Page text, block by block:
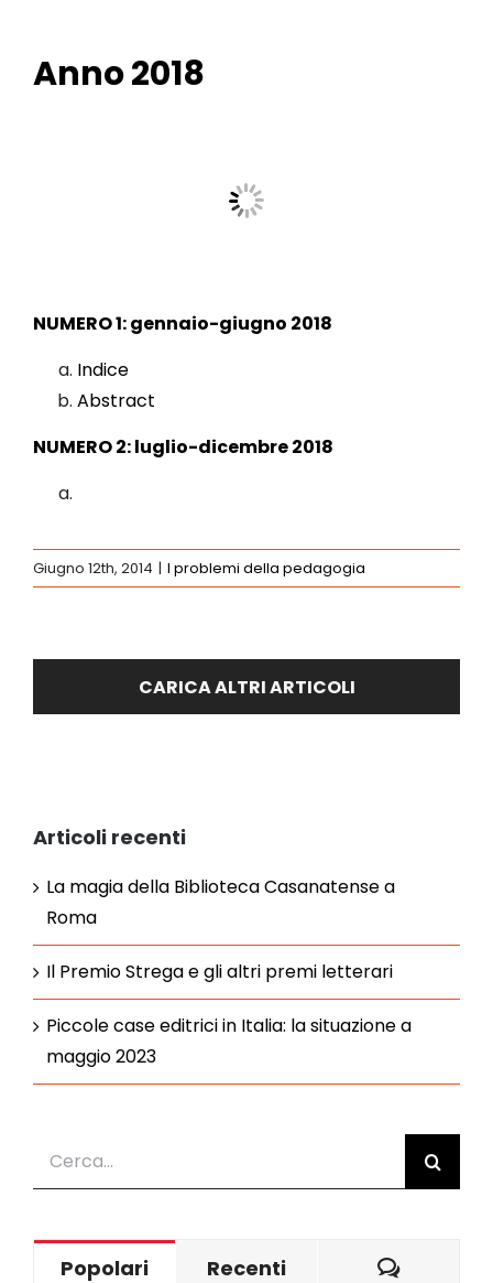
Anno 2018
NUMERO 1: gennaio-giugno 2018
Indice
Abstract
NUMERO 2: luglio-dicembre 2018
Giugno 12th, 2014 | I problemi della pedagogia
CARICA ALTRI ARTICOLI
Articoli recenti
La magia della Biblioteca Casanatense a
Roma
Il Premio Strega e gli altri premi letterari
Piccole case editrici in Italia: la situazione a
maggio 2023
Popolari Recenti